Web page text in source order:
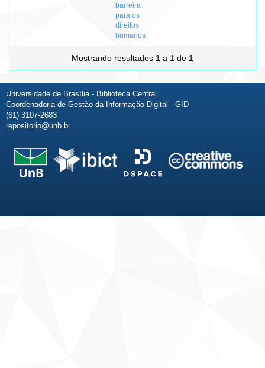
barreira
para os
direitos
humanos
Mostrando resultados 1 a 1 de 1
Universidade de Brasília - Biblioteca Central
Coordenadoria de Gestão da Informação Digital - GID
(61) 3107-2683
repositorio@unb.br